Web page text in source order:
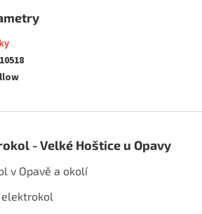
- Velké Hoštice u Opavy
v Opavě a okolí
elektrokol